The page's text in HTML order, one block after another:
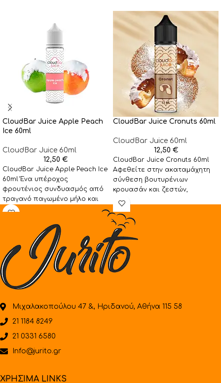
CloudBar Juice Apple Peach
Ice 60ml
CloudBar Juice 60ml
12,50 €
CloudBar Juice Apple Peach Ice
60ml Ένα υπέροχος
φρουτένιος συνδυασμός από
τραγανό παγωμένο μήλο και
ζουμερό παγωμένο ροδάκινο .
CloudBar Juice Cronuts 60ml
CloudBar Juice 60ml
12,50 €
CloudBar Juice Cronuts 60ml
Αφεθείτε στην ακαταμάχητη
σύνθεση βουτυρένιων
κρουασάν και ζεστών,
ζαχαρένιων ντόνατς. Αυτό το
προσφέρει
Μιχαλακοπούλου 47 &, Ηριδανού, Αθήνα 115 58
21 1184 8249
21 0331 6580
Info@jurito.gr
ΧΡΗΣΙΜΑ LINKS